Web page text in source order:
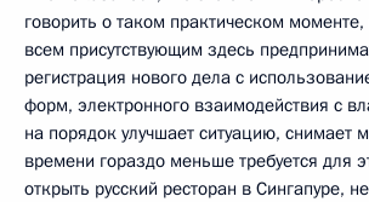
говорить о таком практическом
всем присутствующим здесь
регистрация нового дела с
форм, электронного взаимодействия с
на порядок улучшает ситуацию, снимает
времени гораздо меньше требуется для
открыть русский ресторан в Сингапуре,